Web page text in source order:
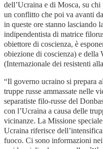
dell’Ucraina e di Mosca, su
un conflitto che poi va avanti
in queste ore stanno lasciando
indipendentista di matrice
obiettore di coscienza, è
obiezione di coscienza) e della
(Internazionale dei resistenti
“Il governo ucraino si prepara
truppe russe ammassate nelle
separatiste filo-russe del
con l’Ucraina a causa delle
vicinanze. La Missione
Ucraina riferisce
fuoco. Ci sono informazioni